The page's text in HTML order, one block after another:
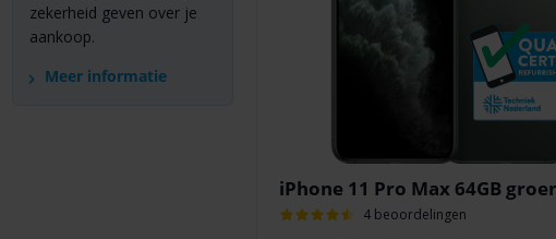
iPhone 11 Pro Max 64GB
4 beoordelingen
zekerheid geven over je
aankoop.
Meer informatie